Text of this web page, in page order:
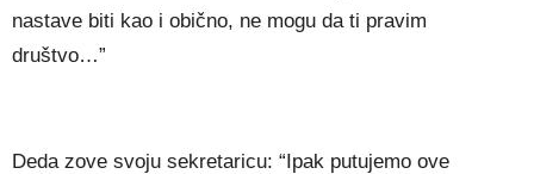
nastave biti kao i obično, ne mogu da ti pravim
društvo…”
Deda zove svoju sekretaricu: “Ipak putujemo ove